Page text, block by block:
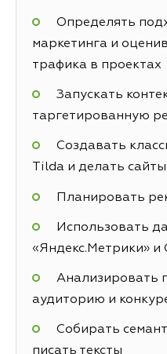
Определять
маркетинга и
трафика в проектах
Запускать
таргетированную
Создавать
Tilda и делать
Планировать
Использовать
«Яндекс.Метрики» и
Анализировать
аудиторию и
Собирать
писать тексты